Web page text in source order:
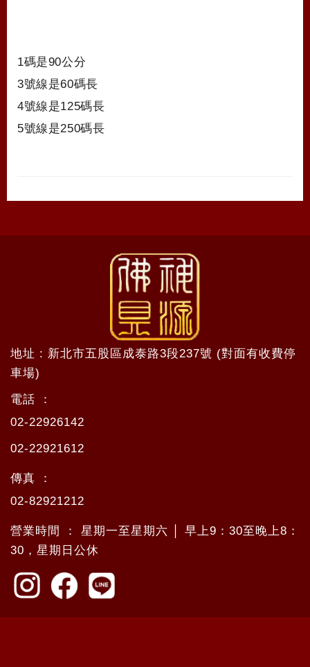
1碼是90公分
3號線是60碼長
4號線是125碼長
5號線是250碼長
地址 : 新北市五股區成泰路3段237號 (對面有收費停
車場)
電話 ：
02-22926142
02-22921612
傳真 ：
02-82921212
營業時間 ： 星期一至星期六 │ 早上9：30至晚上8：
30，星期日公休